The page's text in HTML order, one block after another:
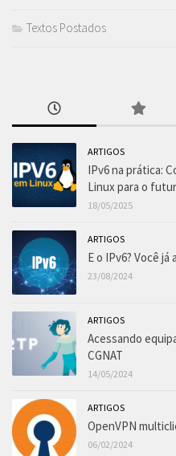
Textos Postados
ARTIGOS
IPv6 na prática:
Linux para o
18/05/2025
ARTIGOS
E o IPv6? Você já
23/08/2024
ARTIGOS
Acessando
CGNAT
14/05/2024
ARTIGOS
OpenVPN
06/02/2024